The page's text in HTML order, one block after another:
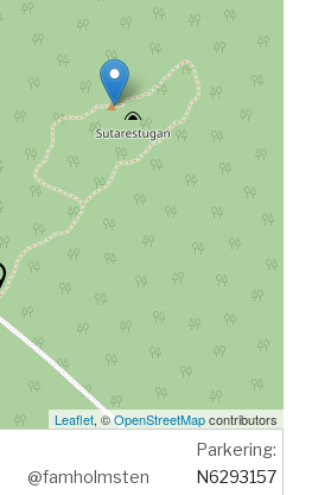
Leaflet, ©OpenStreetMapcontributors
@famholmsten
Parkering:
N6293157